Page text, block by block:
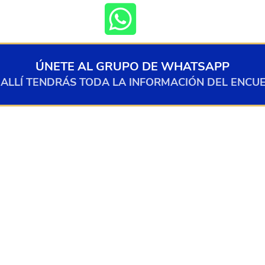
ÚNETE AL GRUPO DE WHATSAPP
TENDRÁS TODA LA INFORMACIÓN DEL